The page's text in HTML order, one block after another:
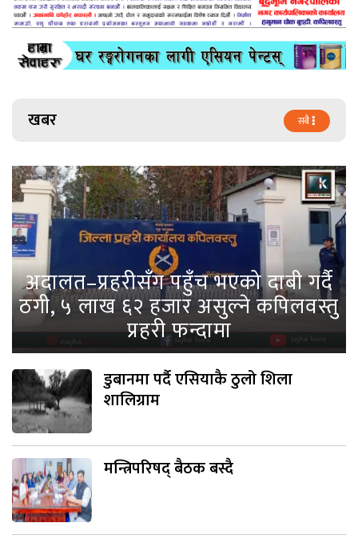
खबर सबै
अदालत–प्रहरीसँग पहुँच भएको दाबी गर्दै
ठगी, ५ लाख ६२ हजार असुल्ने कपिलवस्तु
प्रहरी फन्दामा
डुबानमा पर्दै एसियाकै ठुलो शिला
शालिग्राम
मन्त्रिपरिषद् बैठक बस्दै